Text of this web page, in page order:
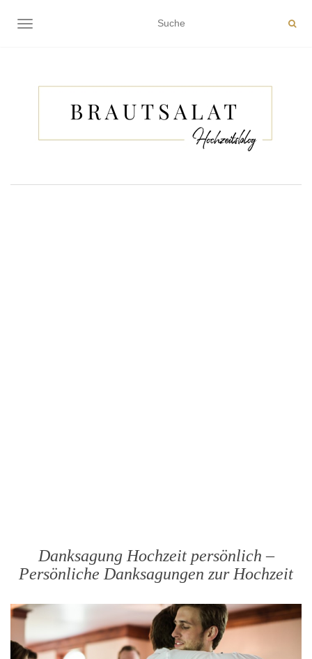
NAVIGATION EIN-/AUSSCHALTEN
Danksagung Hochzeit persönlich –
Persönliche Danksagungen zur Hochzeit